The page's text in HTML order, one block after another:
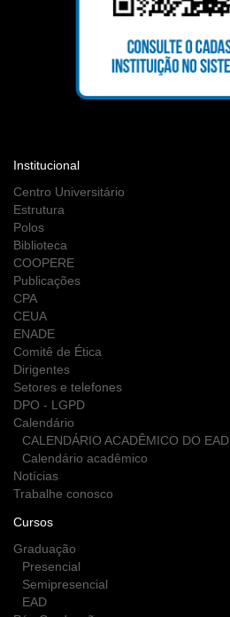
Institucional
Centro Universitário
Estrutura
Polos
Biblioteca
COOPERE
Publicações
CPA
CEUA
ENADE
Comitê de Ética
Dirigentes
Setores e telefones
DPO - LGPD
Calendário
CALENDÁRIO ACADÊMICO DO EAD
Calendário acadêmico
Notícias
Trabalhe conosco
Cursos
Graduação
Presencial
Semipresencial
EAD